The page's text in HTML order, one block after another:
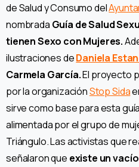
de Salud y Consumo del
nombrada Guía de Salud
tienen Sexo con Mujeres.
ilustraciones deDaniela
Carmela García.El proyecto
por la organizaciónStop Sida
sirve como base para esta
alimentada por el grupo de
Triángulo. Las activistas que
señalaron que existe un